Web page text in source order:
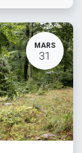
MARS
31